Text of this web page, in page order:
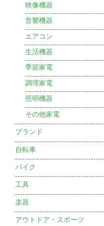
映像機器
音響機器
エアコン
生活機器
季節家電
調理家電
照明機器
その他家電
ブランド
自転車
バイク
工具
楽器
アウトドア・スポーツ